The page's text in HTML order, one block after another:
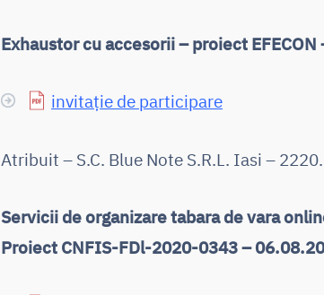
Exhaustor cu accesorii – proiect
invitație de participare
Atribuit – S.C. Blue Note S.R.L. Iasi –
Servicii de organizare tabara de vara
Proiect CNFIS-FDl-2020-0343 –